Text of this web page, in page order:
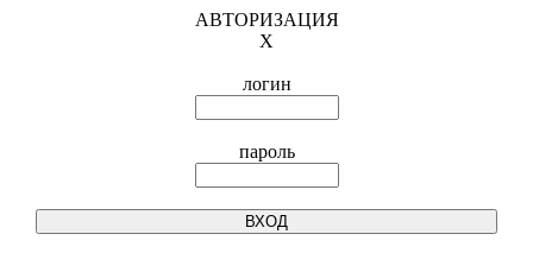
АВТОРИЗАЦИЯ
X
логин
пароль